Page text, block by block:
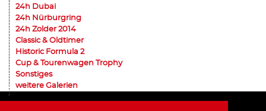
24h Dubai
24h Nürburgring
24h Zolder 2014
Classic & Oldtimer
Historic Formula 2
Cup & Tourenwagen Trophy
Sonstiges
weitere Galerien